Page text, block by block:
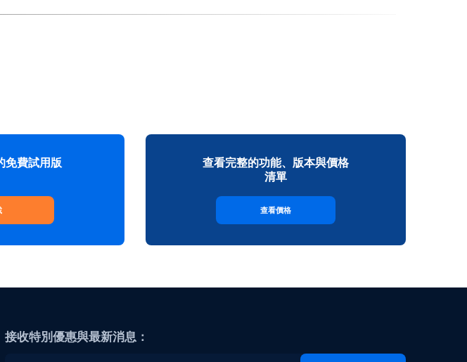
免費試用版
查看完整的功能、版本與價格
清單
查看價格
接收特別優惠與最新消息：